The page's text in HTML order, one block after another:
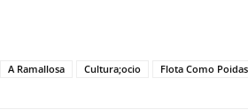
A Ramallosa Cultura;ocio Flota Como Poidas